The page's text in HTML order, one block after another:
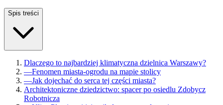
Spis treści
Dlaczego to najbardziej klimatyczna dzielnica Warszawy?
—Fenomen miasta-ogrodu na mapie stolicy
—Jak dojechać do serca tej części miasta?
Architektoniczne dziedzictwo: spacer po osiedlu Zdobycz
Robotnicza